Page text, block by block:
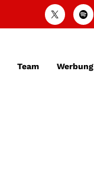
Team Werbung